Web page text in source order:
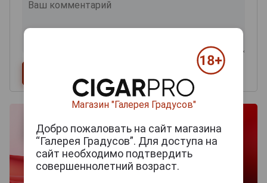
Магазин "Галерея Градусов"
Добро пожаловать на сайт магазина
“Галерея Градусов”. Для доступа на
сайт необходимо подтвердить
совершеннолетний возраст.